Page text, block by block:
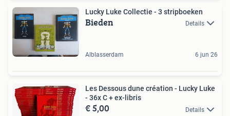
Lucky Luke Collectie - 3 stripboeken
Bieden Details
Alblasserdam 6 jun 26
Les Dessous dune création - Lucky Luke
- 36x C + ex-libris
€ 5,00 Details